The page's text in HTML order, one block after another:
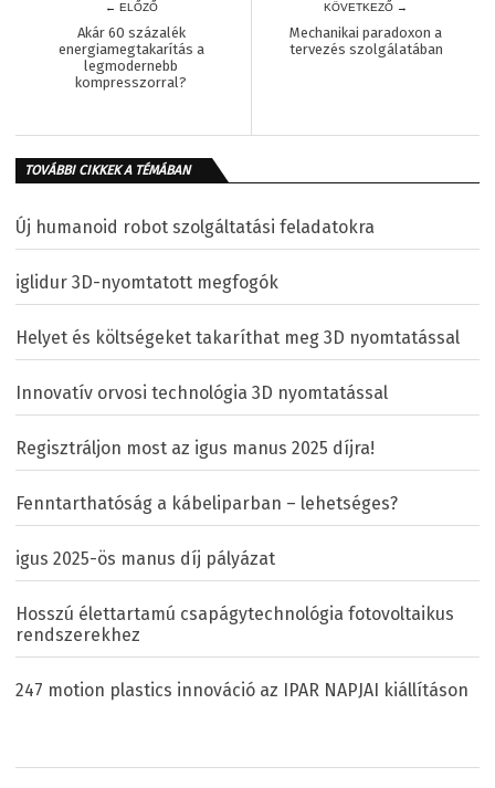
← ELŐZŐ
Akár 60 százalék
energiamegtakarítás a
legmodernebb
kompresszorral?
KÖVETKEZŐ →
Mechanikai paradoxon a
tervezés szolgálatában
TOVÁBBI CIKKEK A TÉMÁBAN
Új humanoid robot szolgáltatási feladatokra
iglidur 3D-nyomtatott megfogók
Helyet és költségeket takaríthat meg 3D nyomtatással
Innovatív orvosi technológia 3D nyomtatással
Regisztráljon most az igus manus 2025 díjra!
Fenntarthatóság a kábeliparban – lehetséges?
igus 2025-ös manus díj pályázat
Hosszú élettartamú csapágytechnológia fotovoltaikus
rendszerekhez
247 motion plastics innováció az IPAR NAPJAI kiállításon